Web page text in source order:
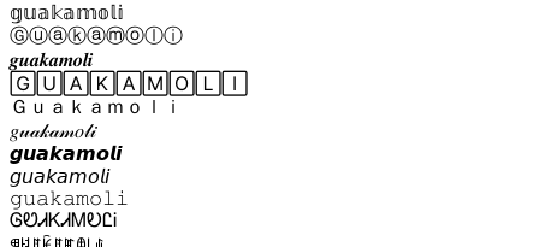
𝕘𝕦𝕒𝕜𝕒𝕞𝕠𝕝𝕚
Ⓖⓤⓐⓚⓐⓜⓞⓛⓘ
𝒈𝒖𝒂𝒌𝒂𝒎𝒐𝒍𝒊
🄶🅄🄰🄺🄰🄼🄾🄻🄸
Ｇｕａｋａｍｏｌｉ
𝑔𝓊𝒶𝓀𝒶𝓂𝑜𝓁𝒾
𝙜𝙪𝙖𝙠𝙖𝙢𝙤𝙡𝙞
𝘨𝘶𝘢𝘬𝘢𝘮𝘰𝘭𝘪
𝚐𝚞𝚊𝚔𝚊𝚖𝚘𝚕𝚒
ᎶᏬᏗᏦᏗᎷᎧᏝᎥ